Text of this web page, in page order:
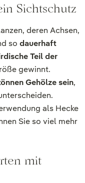
Sichtschutz
deren Achsen,
so dauerhaft
Teil der
gewinnt.
Gehölze sein,
als Hecke
Sie so viel mehr
mit